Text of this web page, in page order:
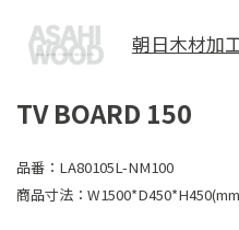
朝日木材加
TV BOARD 150
品番： LA80105L-NM100
商品寸法：